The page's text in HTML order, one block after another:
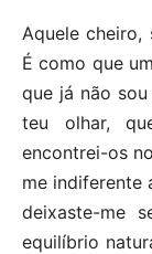
Aquele
É como que
que já não
teu olhar,
encontrei-os
me indiferente
deixaste-me
equilíbrio